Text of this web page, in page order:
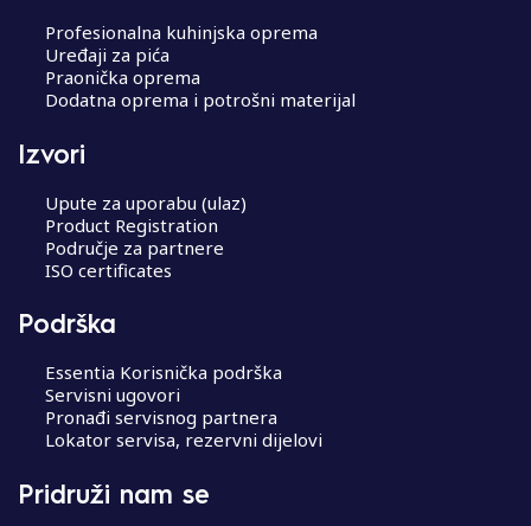
Profesionalna kuhinjska oprema
Uređaji za pića
Praonička oprema
Dodatna oprema i potrošni materijal
Izvori
Upute za uporabu (ulaz)
Product Registration
Područje za partnere
ISO certificates
Podrška
Essentia Korisnička podrška
Servisni ugovori
Pronađi servisnog partnera
Lokator servisa, rezervni dijelovi
Pridruži nam se